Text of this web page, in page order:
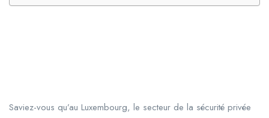
Saviez-vous qu’au Luxembourg, le secteur de la sécurité privée